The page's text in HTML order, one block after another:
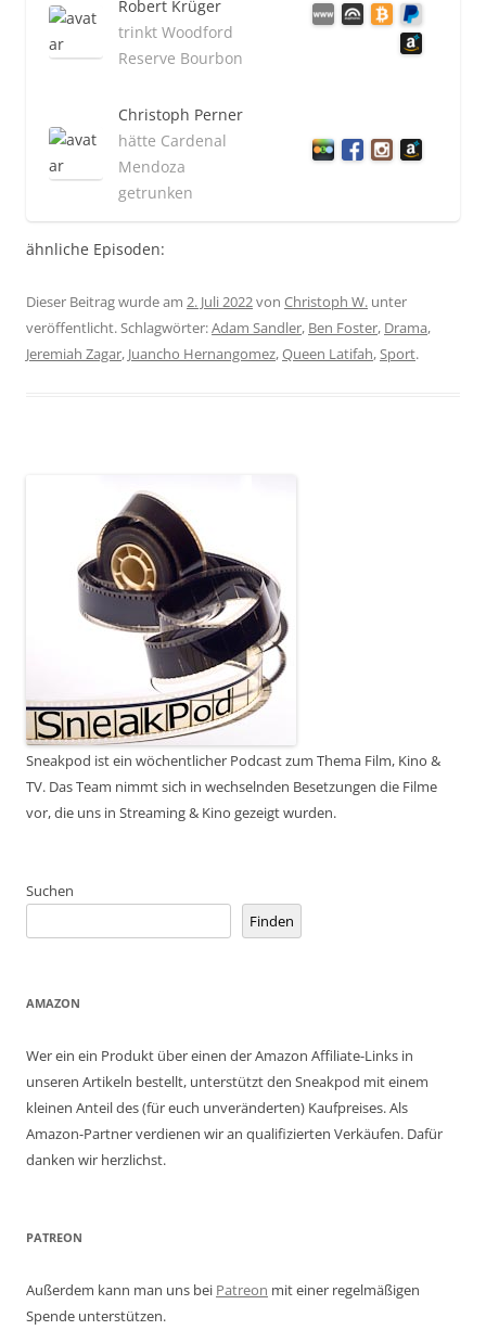
Robert Krüger
trinkt Woodford
Reserve Bourbon
Christoph Perner
hätte Cardenal
Mendoza
getrunken
ähnliche Episoden:
Dieser Beitrag wurde am 2. Juli 2022von Christoph W. unter
veröffentlicht. Schlagwörter:Adam Sandler, Ben Foster, Drama,
Jeremiah Zagar, Juancho Hernangomez,Queen Latifah,Sport.
Sneakpod ist ein wöchentlicher Podcast zum Thema Film, Kino &
TV. Das Team nimmt sich in wechselnden Besetzungen die Filme
vor, die uns in Streaming & Kino gezeigt wurden.
Suchen
Finden
AMAZON
Wer ein ein Produkt über einen der Amazon Affiliate-Links in
unseren Artikeln bestellt, unterstützt den Sneakpod mit einem
kleinen Anteil des (für euch unveränderten) Kaufpreises. Als
Amazon-Partner verdienen wir an qualifizierten Verkäufen. Dafür
danken wir herzlichst.
PATREON
Außerdem kann man uns bei Patreon mit einer regelmäßigen
Spende unterstützen.